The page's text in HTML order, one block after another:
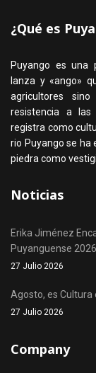
¿Qué es
Puyango es una
lanza y «ango»
agricultores
resistencia a las
registra como
rio Puyango se ha
piedra como
Noticias
Erika Jiménez
Puyanguense 2026
27 Julio 2026
Agosto, es Cultura
27 Julio 2026
Company